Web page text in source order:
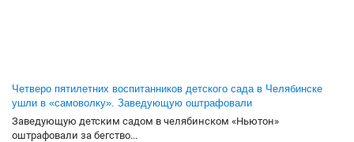
Четверо пятилетних воспитанников детского сада в Челябинске
ушли в «самоволку». Заведующую оштрафовали
Заведующую детским садом в челябинском «Ньютон»
оштрафовали за бегство...